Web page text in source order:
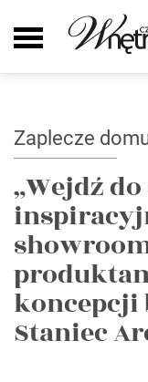
Zaplecze
„Wejdź
koncepcji
Staniec